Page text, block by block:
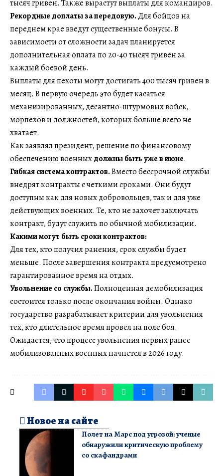
тысяч гривен. Также вырастут выплаты для командиров.
Рекордные доплаты за передовую. Для бойцов на
переднем крае введут существенные бонусы. В
зависимости от сложности задач планируется
дополнительная оплата по 20-40 тысяч гривен за
каждый боевой день.
Выплаты для пехоты могут достигать 400 тысяч гривен в
месяц. В первую очередь это будет касаться
механизированных, десантно-штурмовых войск,
морпехов и должностей, которых больше всего не
хватает.
Как заявлял президент, решение по финансовому
обеспечению военныхдолжны быть уже в июне.
Гибкая система контрактов.Вместо бессрочной службы
внедрят контракты с четкими сроками. Они будут
доступны как для новых добровольцев, так и для уже
действующих военных. Те, кто не захочет заключать
контракт, будут служить по обычной мобилизации.
Какими могут быть сроки контрактов:
Для тех, кто получил ранения, срок службы будет
меньше. После завершения контракта предусмотрено
гарантированное время на отдых.
Увольнение со службы.Полноценная демобилизация
состоится только после окончания войны. Однако
государство разрабатывает критерии для увольнения
тех, кто длительное время провел на поле боя.
Ожидается, что процесс увольнения первых ранее
мобилизованных военных начнется в 2026 году.
Новое на сайте
Полет на Марс под угрозой: ученые
обнаружили критическую проблему
со скафандрами